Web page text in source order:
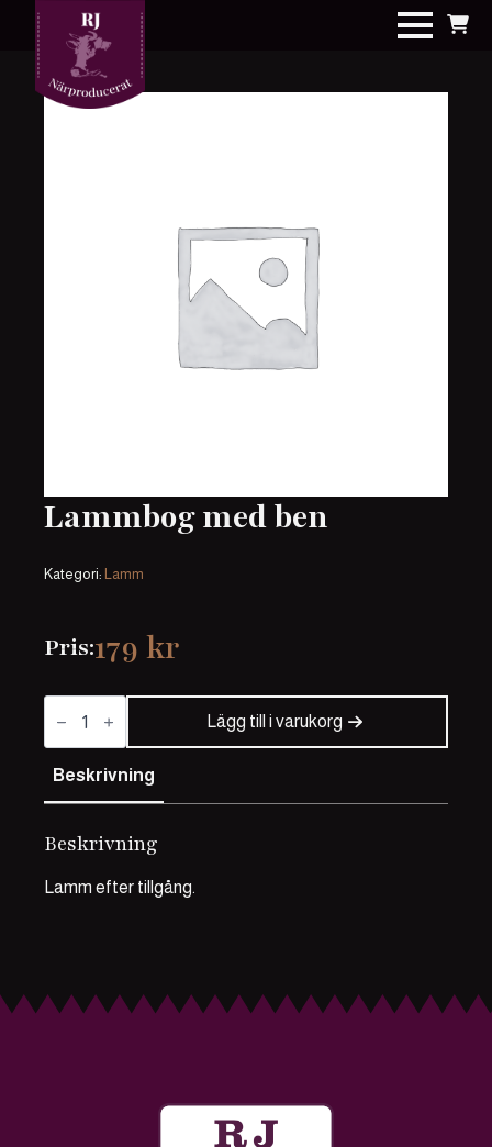
Lammbog med ben
Kategori: Lamm
Pris:179 kr
Lammbog
med
Lägg till i varukorg
Beskrivning
Beskrivning
Lamm efter tillgång.